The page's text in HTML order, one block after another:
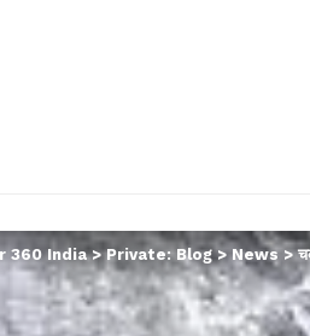
360 India>Private: Blog> News >